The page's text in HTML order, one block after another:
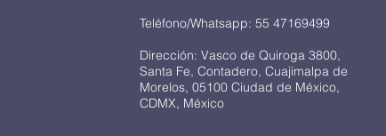
Teléfono/Whatsapp: 55 47169499
Dirección: Vasco de Quiroga 3800,
Santa Fe, Contadero, Cuajimalpa de
Morelos, 05100 Ciudad de México,
CDMX, México